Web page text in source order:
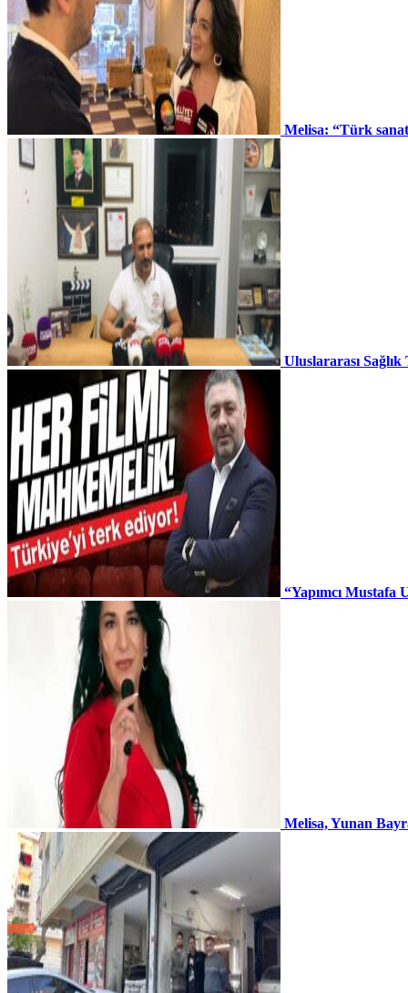
Melisa: “Türk
Uluslararası
“Yapımcı Mustafa
Melisa, Yunan